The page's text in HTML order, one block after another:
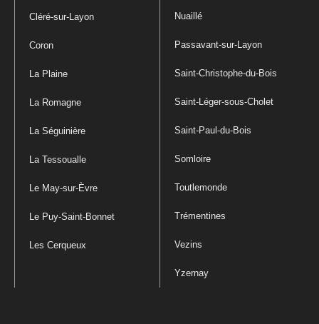
Cléré-sur-Layon
Coron
La Plaine
La Romagne
La Séguinière
La Tessoualle
Le May-sur-Èvre
Le Puy-Saint-Bonnet
Les Cerqueux
Nuaillé
Passavant-sur-Layon
Saint-Christophe-du-Bois
Saint-Léger-sous-Cholet
Saint-Paul-du-Bois
Somloire
Toutlemonde
Trémentines
Vezins
Yzernay